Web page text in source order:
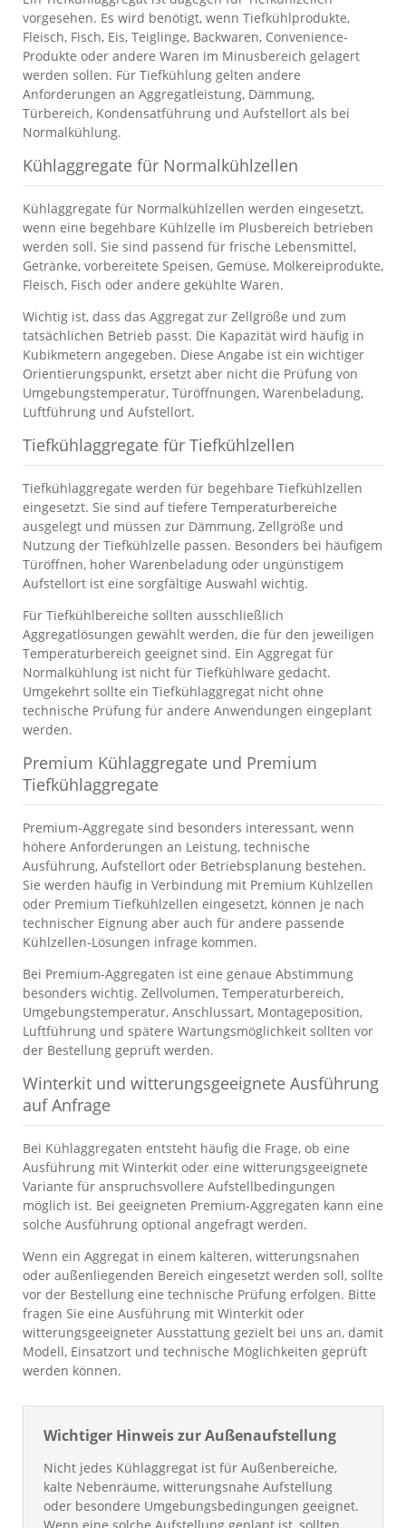
vorgesehen. Es wird benötigt, wenn Tiefkühlprodukte,
Fleisch, Fisch, Eis, Teiglinge, Backwaren, Convenience-
Produkte oder andere Waren im Minusbereich gelagert
werden sollen. Für Tiefkühlung gelten andere
Anforderungen an Aggregatleistung, Dämmung,
Türbereich, Kondensatführung und Aufstellort als bei
Normalkühlung.
Kühlaggregate für Normalkühlzellen
Kühlaggregate für Normalkühlzellen werden eingesetzt,
wenn eine begehbare Kühlzelle im Plusbereich betrieben
werden soll. Sie sind passend für frische Lebensmittel,
Getränke, vorbereitete Speisen, Gemüse, Molkereiprodukte,
Fleisch, Fisch oder andere gekühlte Waren.
Wichtig ist, dass das Aggregat zur Zellgröße und zum
tatsächlichen Betrieb passt. Die Kapazität wird häufig in
Kubikmetern angegeben. Diese Angabe ist ein wichtiger
Orientierungspunkt, ersetzt aber nicht die Prüfung von
Umgebungstemperatur, Türöffnungen, Warenbeladung,
Luftführung und Aufstellort.
Tiefkühlaggregate für Tiefkühlzellen
Tiefkühlaggregate werden für begehbare Tiefkühlzellen
eingesetzt. Sie sind auf tiefere Temperaturbereiche
ausgelegt und müssen zur Dämmung, Zellgröße und
Nutzung der Tiefkühlzelle passen. Besonders bei häufigem
Türöffnen, hoher Warenbeladung oder ungünstigem
Aufstellort ist eine sorgfältige Auswahl wichtig.
Für Tiefkühlbereiche sollten ausschließlich
Aggregatlösungen gewählt werden, die für den jeweiligen
Temperaturbereich geeignet sind. Ein Aggregat für
Normalkühlung ist nicht für Tiefkühlware gedacht.
Umgekehrt sollte ein Tiefkühlaggregat nicht ohne
technische Prüfung für andere Anwendungen eingeplant
werden.
Premium Kühlaggregate und Premium
Tiefkühlaggregate
Premium-Aggregate sind besonders interessant, wenn
höhere Anforderungen an Leistung, technische
Ausführung, Aufstellort oder Betriebsplanung bestehen.
Sie werden häufig in Verbindung mit Premium Kühlzellen
oder Premium Tiefkühlzellen eingesetzt, können je nach
technischer Eignung aber auch für andere passende
Kühlzellen-Lösungen infrage kommen.
Bei Premium-Aggregaten ist eine genaue Abstimmung
besonders wichtig. Zellvolumen, Temperaturbereich,
Umgebungstemperatur, Anschlussart, Montageposition,
Luftführung und spätere Wartungsmöglichkeit sollten vor
der Bestellung geprüft werden.
Winterkit und witterungsgeeignete Ausführung
auf Anfrage
Bei Kühlaggregaten entsteht häufig die Frage, ob eine
Ausführung mit Winterkit oder eine witterungsgeeignete
Variante für anspruchsvollere Aufstellbedingungen
möglich ist. Bei geeigneten Premium-Aggregaten kann eine
solche Ausführung optional angefragt werden.
Wenn ein Aggregat in einem kälteren, witterungsnahen
oder außenliegenden Bereich eingesetzt werden soll, sollte
vor der Bestellung eine technische Prüfung erfolgen. Bitte
fragen Sie eine Ausführung mit Winterkit oder
witterungsgeeigneter Ausstattung gezielt bei uns an, damit
Modell, Einsatzort und technische Möglichkeiten geprüft
werden können.
Wichtiger Hinweis zur Außenaufstellung
Nicht jedes Kühlaggregat ist für Außenbereiche,
kalte Nebenräume, witterungsnahe Aufstellung
oder besondere Umgebungsbedingungen geeignet.